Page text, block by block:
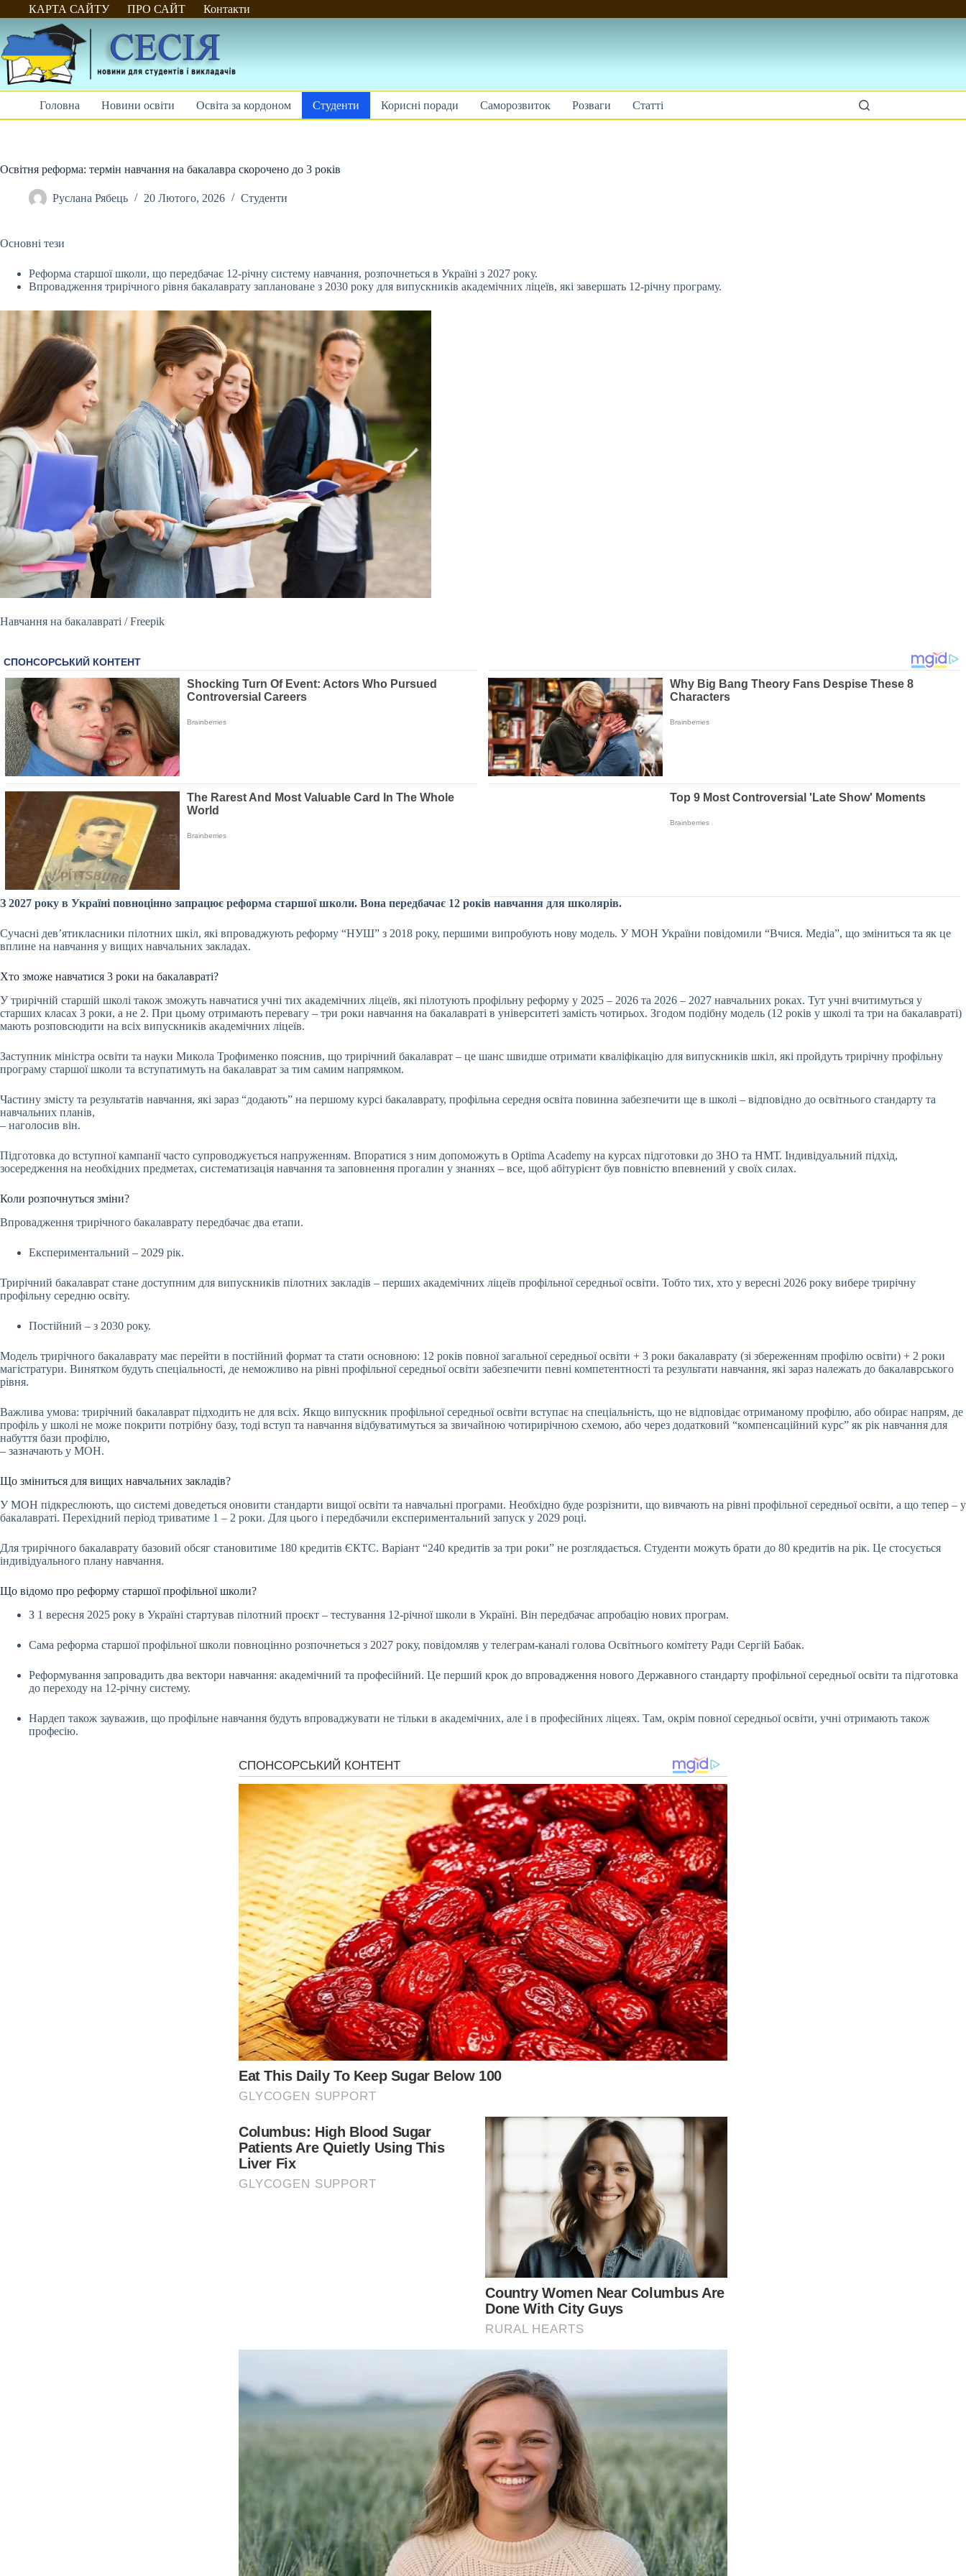
Перейти
до
КАРТА САЙТУ ПРО САЙТ Контакти
Головна Новини освіти Освіта за кордоном Студенти Корисні поради Саморозвиток Розваги Статті
Освітня реформа: термін навчання на бакалавра скорочено до 3 років
Руслана Рябець 20 Лютого, 2026 Студенти
Основні тези
Реформа старшої школи, що передбачає 12-річну систему навчання, розпочнеться в Україні з 2027 року.
Впровадження трирічного рівня бакалаврату заплановане з 2030 року для випускників академічних ліцеїв, які завершать 12-річну програму.
Навчання на бакалавраті / Freepik
З 2027 року в Україні повноцінно запрацює реформа старшої школи. Вона передбачає 12 років навчання для школярів.
Сучасні дев’ятикласники пілотних шкіл, які впроваджують реформу “НУШ” з 2018 року, першими випробують нову модель. У МОН України повідомили “Вчися. Медіа”, що зміниться та як це
вплине на навчання у вищих навчальних закладах.
Хто зможе навчатися 3 роки на бакалавраті?
У трирічній старшій школі також зможуть навчатися учні тих академічних ліцеїв, які пілотують профільну реформу у 2025 – 2026 та 2026 – 2027 навчальних роках. Тут учні вчитимуться у
старших класах 3 роки, а не 2. При цьому отримають перевагу – три роки навчання на бакалавраті в університеті замість чотирьох. Згодом подібну модель (12 років у школі та три на бакалавраті)
мають розповсюдити на всіх випускників академічних ліцеїв.
Заступник міністра освіти та науки Микола Трофименко пояснив, що трирічний бакалаврат – це шанс швидше отримати кваліфікацію для випускників шкіл, які пройдуть трирічну профільну
програму старшої школи та вступатимуть на бакалаврат за тим самим напрямком.
Частину змісту та результатів навчання, які зараз “додають” на першому курсі бакалаврату, профільна середня освіта повинна забезпечити ще в школі – відповідно до освітнього стандарту та
навчальних планів,
– наголосив він.
Підготовка до вступної кампанії часто супроводжується напруженням. Впоратися з ним допоможуть в Optima Academy на курсах підготовки до ЗНО та НМТ. Індивідуальний підхід,
зосередження на необхідних предметах, систематизація навчання та заповнення прогалин у знаннях – все, щоб абітурієнт був повністю впевнений у своїх силах.
Коли розпочнуться зміни?
Впровадження трирічного бакалаврату передбачає два етапи.
Експериментальний – 2029 рік.
Трирічний бакалаврат стане доступним для випускників пілотних закладів – перших академічних ліцеїв профільної середньої освіти. Тобто тих, хто у вересні 2026 року вибере трирічну
профільну середню освіту.
Постійний – з 2030 року.
Модель трирічного бакалаврату має перейти в постійний формат та стати основною: 12 років повної загальної середньої освіти + 3 роки бакалаврату (зі збереженням профілю освіти) + 2 роки
магістратури. Винятком будуть спеціальності, де неможливо на рівні профільної середньої освіти забезпечити певні компетентності та результати навчання, які зараз належать до бакалаврського
рівня.
Важлива умова: трирічний бакалаврат підходить не для всіх. Якщо випускник профільної середньої освіти вступає на спеціальність, що не відповідає отриманому профілю, або обирає напрям, де
профіль у школі не може покрити потрібну базу, тоді вступ та навчання відбуватимуться за звичайною чотирирічною схемою, або через додатковий “компенсаційний курс” як рік навчання для
набуття бази профілю,
– зазначають у МОН.
Що зміниться для вищих навчальних закладів?
У МОН підкреслюють, що системі доведеться оновити стандарти вищої освіти та навчальні програми. Необхідно буде розрізнити, що вивчають на рівні профільної середньої освіти, а що тепер – у
бакалавраті. Перехідний період триватиме 1 – 2 роки. Для цього і передбачили експериментальний запуск у 2029 році.
Для трирічного бакалаврату базовий обсяг становитиме 180 кредитів ЄКТС. Варіант “240 кредитів за три роки” не розглядається. Студенти можуть брати до 80 кредитів на рік. Це стосується
індивідуального плану навчання.
Що відомо про реформу старшої профільної школи?
З 1 вересня 2025 року в Україні стартував пілотний проєкт – тестування 12-річної школи в Україні. Він передбачає апробацію нових програм.
Сама реформа старшої профільної школи повноцінно розпочнеться з 2027 року, повідомляв у телеграм-каналі голова Освітнього комітету Ради Сергій Бабак.
Реформування запровадить два вектори навчання: академічний та професійний. Це перший крок до впровадження нового Державного стандарту профільної середньої освіти та підготовка
до переходу на 12-річну систему.
Нардеп також зауважив, що профільне навчання будуть впроваджувати не тільки в академічних, але і в професійних ліцеях. Там, окрім повної середньої освіти, учні отримають також
професію.